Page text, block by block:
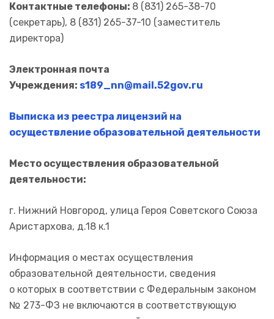
Контактные телефоны: 8 (831) 265-38-70
(секретарь), 8 (831) 265-37-10 (заместитель
директора)
Электронная почта
Учреждения: s189_nn@mail.52gov.ru
Выписка из реестра лицензий на
осуществление образовательной деятельности
Место осуществления образовательной
деятельности:
г. Нижний Новгород, улица Героя Советского Союза
Аристархова, д.18 к.1
Информация о местах осуществления
образовательной деятельности, сведения
о которых в соответствии с Федеральным законом
№ 273-ФЗ не включаются в соответствующую